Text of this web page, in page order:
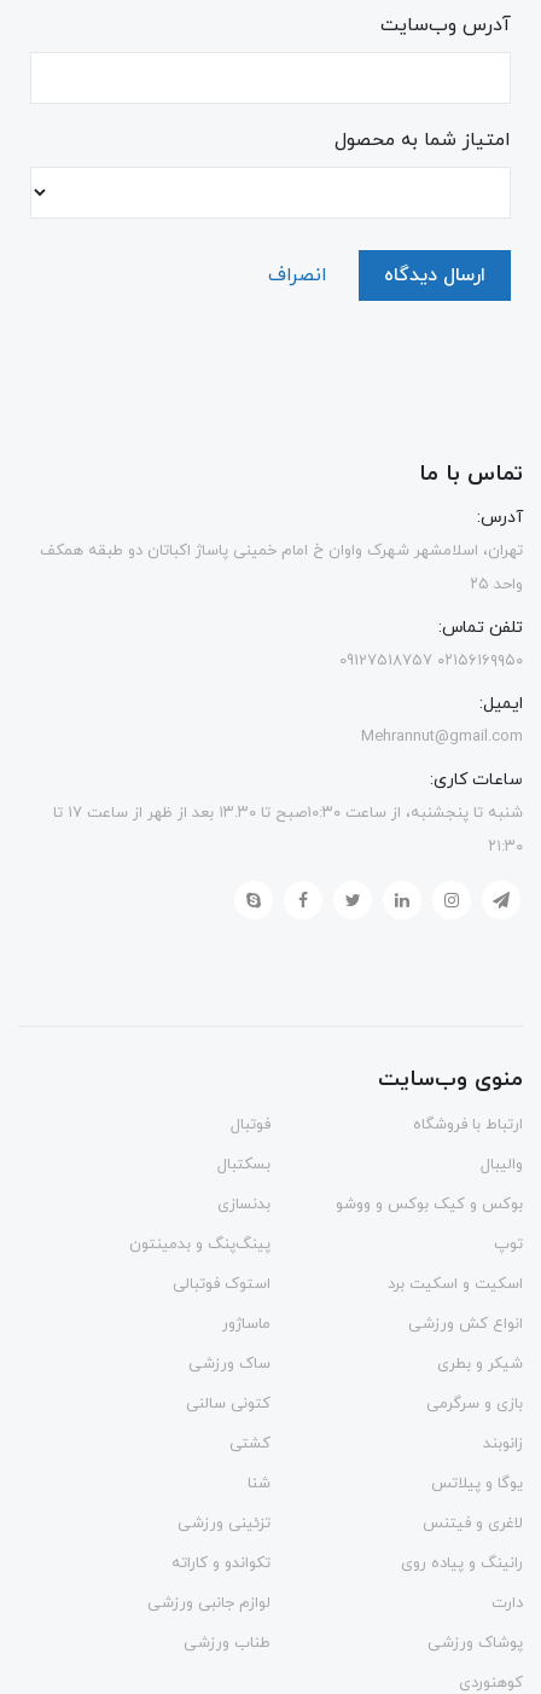
آدرس وب‌سایت
امتیاز شما به محصول
ارسال دیدگاه انصراف
تماس با ما
آدرس:
تهران، اسلامشهر شهرک واوان خ امام خمینی پاساژ اکباتان دو طبقه همکف
واحد ۲۵
تلفن تماس:
۰۲۱۵۶۱۶۹۹۵۰ 09127518757
ایمیل:
Mehrannut@gmail.com
ساعات کاری:
شنبه تا پنجشنبه، از ساعت ۱۰:۳۰صبح تا ۱۳.۳۰ بعد از ظهر از ساعت ۱۷ تا
۲۱:۳۰
منوی وب‌سایت
ارتباط با فروشگاه
فوتبال
والیبال
بسکتبال
بوکس و کیک بوکس و ووشو
بدنسازی
توپ
پینگ‌پنگ و بدمينتون
اسکیت و اسکیت برد
استوک فوتبالی
انواع کش ورزشی
ماساژور
شیکر و بطری
ساک ورزشی
بازی و سرگرمی
کتونی سالنی
زانوبند
کشتی
یوگا و پیلاتس
شنا
لاغری و فیتنس
تزئینی ورزشی
رانینگ و پیاده روی
تکواندو و کاراته
دارت
لوازم جانبی ورزشی
پوشاک ورزشی
طناب ورزشی
کوهنوردی